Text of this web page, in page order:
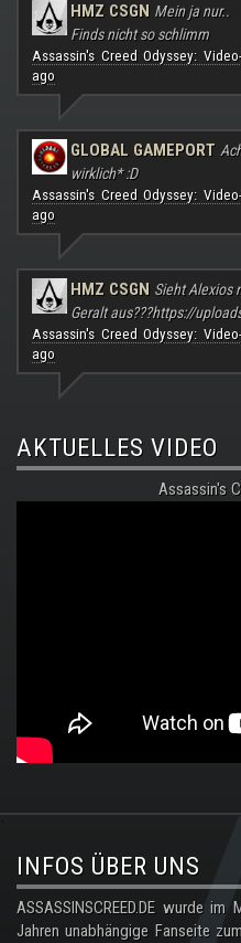
HMZ CSGN Mein ja nur..
Finds nicht so schlimm
Assassin's Creed Odyssey:
ago
GLOBAL GAMEPORT
wirklich* :D
Assassin's Creed Odyssey:
ago
HMZ CSGN Sieht Alexios
Geralt aus???https://
Assassin's Creed Odyssey:
ago
AKTUELLES VIDEO
Assassin's
.
INFOS ÜBER UNS
ASSASSINSCREED.DE wurde
Jahren unabhängige Fanseite